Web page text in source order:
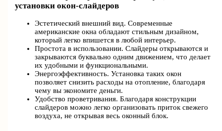
установки окон-слайдеров
Эстетический внешний вид. Современные
американские окна обладают стильным дизайном,
который легко впишется в любой интерьер.
Простота в использовании. Слайдеры открываются и
закрываются буквально одним движением, что делает
их удобными и функциональными.
Энергоэффективность. Установка таких окон
позволяет снизить расходы на отопление, благодаря
чему вы экономите деньги.
Удобство проветривания. Благодаря конструкции
слайдеров можно легко организовать приток свежего
воздуха, не открывая весь оконный блок.